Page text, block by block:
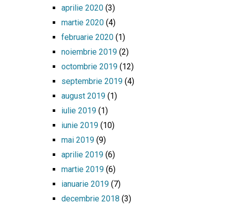
aprilie 2020(3)
martie 2020(4)
februarie 2020(1)
noiembrie 2019(2)
octombrie 2019(12)
septembrie 2019(4)
august 2019(1)
iulie 2019(1)
iunie 2019(10)
mai 2019(9)
aprilie 2019(6)
martie 2019(6)
ianuarie 2019(7)
decembrie 2018 (3)